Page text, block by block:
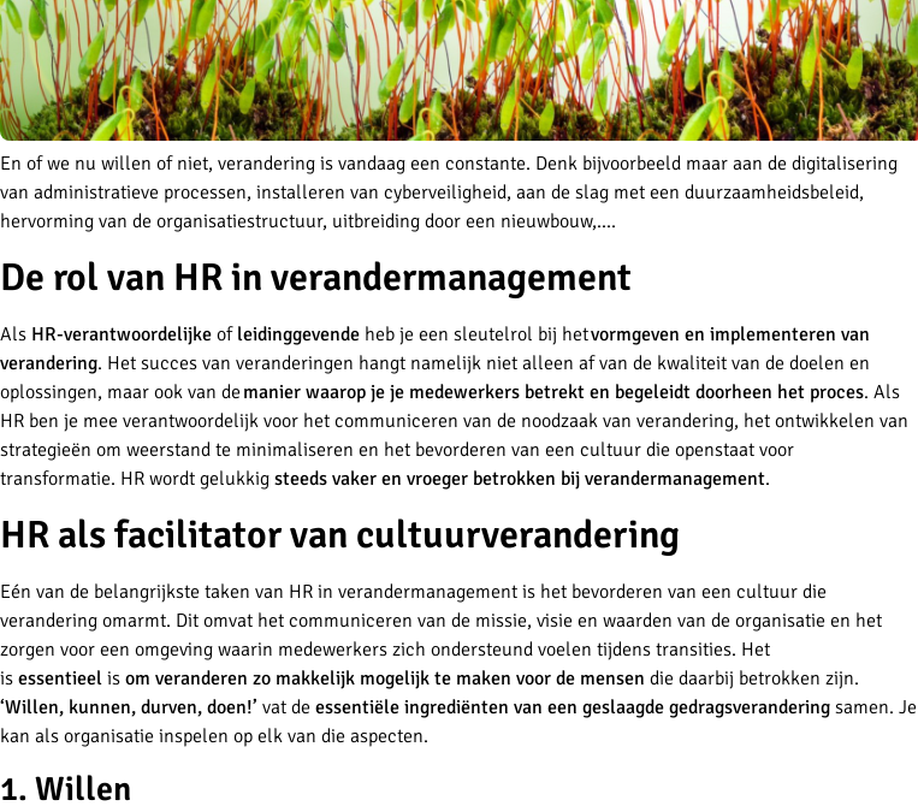
En of we nu willen of niet, verandering is vandaag een constante. Denk bijvoorbeeld maar aan de digitalisering
van administratieve processen, installeren van cyberveiligheid, aan de slag met een duurzaamheidsbeleid,
hervorming van de organisatiestructuur, uitbreiding door een nieuwbouw,....
De rol van HR in verandermanagement
Als HR-verantwoordelijke of leidinggevende heb je een sleutelrol bij hetvormgeven en implementeren van
verandering. Het succes van veranderingen hangt namelijk niet alleen af van de kwaliteit van de doelen en
oplossingen, maar ook van demanier waarop je je medewerkers betrekt en begeleidt doorheen het proces. Als
HR ben je mee verantwoordelijk voor het communiceren van de noodzaak van verandering, het ontwikkelen van
strategieën om weerstand te minimaliseren en het bevorderen van een cultuur die openstaat voor
transformatie. HR wordt gelukkig steeds vaker en vroeger betrokken bij verandermanagement.
HR als facilitator van cultuurverandering
Eén van de belangrijkste taken van HR in verandermanagement is het bevorderen van een cultuur die
verandering omarmt. Dit omvat het communiceren van de missie, visie en waarden van de organisatie en het
zorgen voor een omgeving waarin medewerkers zich ondersteund voelen tijdens transities. Het
is essentieel is om veranderen zo makkelijk mogelijk te maken voor de mensen die daarbij betrokken zijn.
‘Willen, kunnen, durven, doen!’ vat de essentiële ingrediënten van een geslaagde gedragsverandering samen. Je
kan als organisatie inspelen op elk van die aspecten.
1. Willen